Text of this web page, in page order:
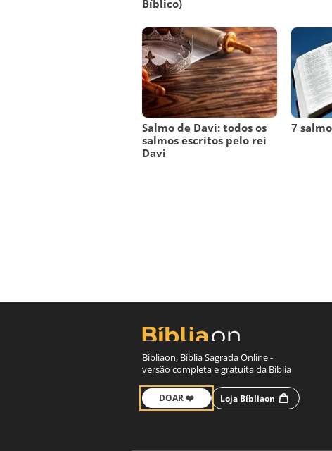
Bíblico)
Salmo de Davi: todos os
salmos escritos pelo rei
Davi
7
Bíbliaon, Bíblia Sagrada Online -
versão completa e gratuita da Bíblia
DOAR ❤️ Loja Bíbliaon